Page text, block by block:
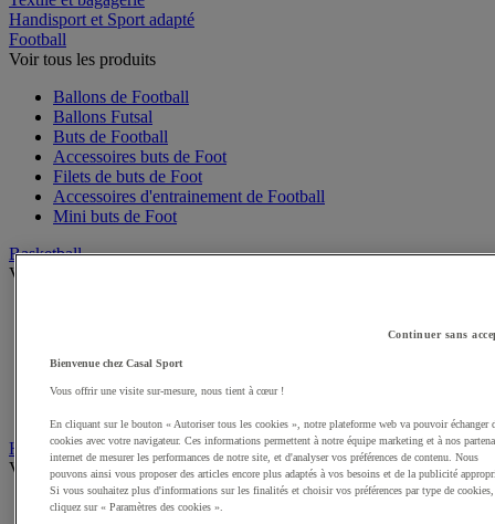
Handisport et Sport adapté
Football
Voir tous les produits
Ballons de Football
Ballons Futsal
Buts de Football
Accessoires buts de Foot
Filets de buts de Foot
Accessoires d'entrainement de Football
Mini buts de Foot
Basketball
Voir tous les produits
Panneaux de Basket
Accessoires terrain de Basket
Handball
Voir tous les produits
Ballons de Handball
Continuer sans
Bienvenue chez Casal Sport
Vous offrir une visite sur-mesure, nous tient à cœur !
En cliquant sur le bouton « Autoriser tous les cookies », notre plateforme web va pouvoir échanger
cookies avec votre navigateur. Ces informations permettent à notre équipe marketing et à nos
internet de mesurer les performances de notre site, et d'analyser vos préférences de contenu. Nous
pouvons ainsi vous proposer des articles encore plus adaptés à vos besoins et de la publicité
Si vous souhaitez plus d'informations sur les finalités et choisir vos préférences par type de cookies,
cliquez sur « Paramètres des cookies ».